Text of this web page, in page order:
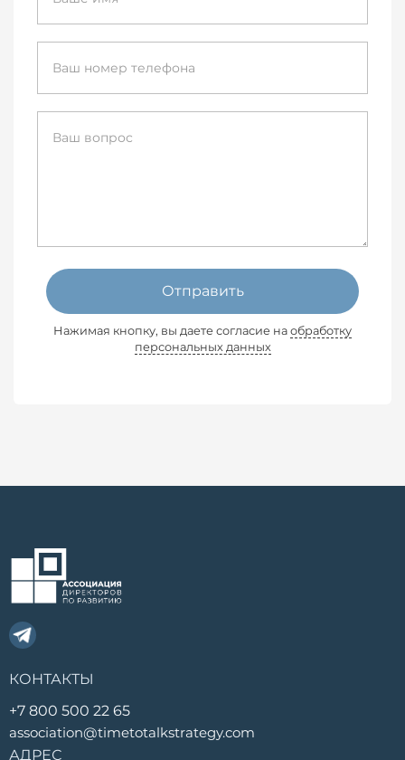
Отправить
Нажимая кнопку, вы даете согласие на обработку
персональных данных
КОНТАКТЫ
+7 800 500 22 65
association@timetotalkstrategy.com
АДРЕС